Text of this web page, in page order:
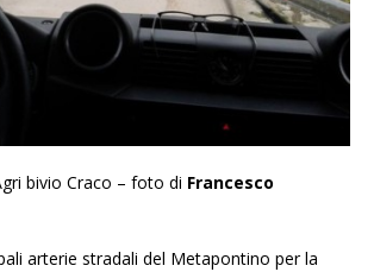
bivio Craco – foto di Francesco
arterie stradali del Metapontino per la